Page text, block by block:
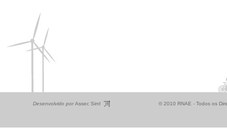
Desenvolvido porAssec Sim! © 2010 RNAE - Todos os